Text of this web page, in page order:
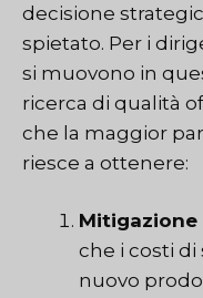
decisione
spietato. Per i
si muovono in
ricerca di qualità
che la maggior
riesce a ottenere:
Mitigazione
che i costi
nuovo